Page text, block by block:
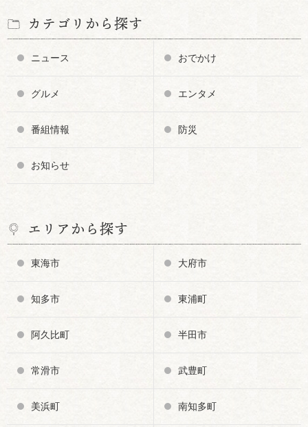
カテゴリから探す
ニュース おでかけ
グルメ エンタメ
番組情報 防災
お知らせ
エリアから探す
東海市 大府市
知多市 東浦町
阿久比町 半田市
常滑市 武豊町
美浜町 南知多町